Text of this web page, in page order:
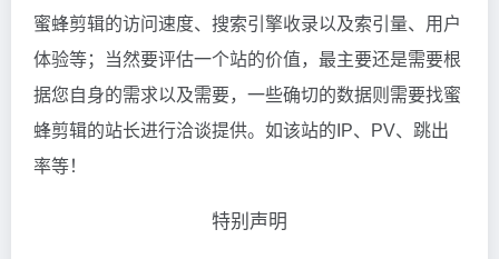
蜜蜂剪辑的访问速度、搜索引擎收录以及索引量、用户
体验等；当然要评估一个站的价值，最主要还是需要根
据您自身的需求以及需要，一些确切的数据则需要找蜜
蜂剪辑的站长进行洽谈提供。如该站的IP、PV、跳出
率等！
特别声明